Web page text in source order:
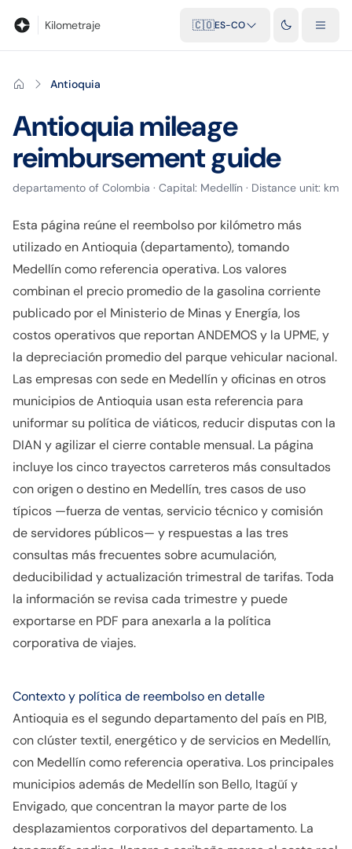
Kilometraje 🇨🇴ES-CO
Antioquia
Antioquiamileage
reimbursement guide
departamento of Colombia · Capital: Medellín · Distance unit: km
Esta página reúne el reembolso por kilómetro más
utilizado en Antioquia (departamento), tomando
Medellín como referencia operativa. Los valores
combinan el precio promedio de la gasolina corriente
publicado por el Ministerio de Minas y Energía, los
costos operativos que reportan ANDEMOS y la UPME, y
la depreciación promedio del parque vehicular nacional.
Las empresas con sede en Medellín y oficinas en otros
municipios de Antioquia usan esta referencia para
uniformar su política de viáticos, reducir disputas con la
DIAN y agilizar el cierre contable mensual. La página
incluye los cinco trayectos carreteros más consultados
con origen o destino en Medellín, tres casos de uso
típicos —fuerza de ventas, servicio técnico y comisión
de servidores públicos— y respuestas a las tres
consultas más frecuentes sobre acumulación,
deducibilidad y actualización trimestral de tarifas. Toda
la información se revisa cada trimestre y puede
exportarse en PDF para anexarla a la política
corporativa de viajes.
Contexto y política de reembolso en detalle
Antioquia es el segundo departamento del país en PIB,
con clúster textil, energético y de servicios en Medellín,
con Medellín como referencia operativa. Los principales
municipios además de Medellín son Bello, Itagüí y
Envigado, que concentran la mayor parte de los
desplazamientos corporativos del departamento. La